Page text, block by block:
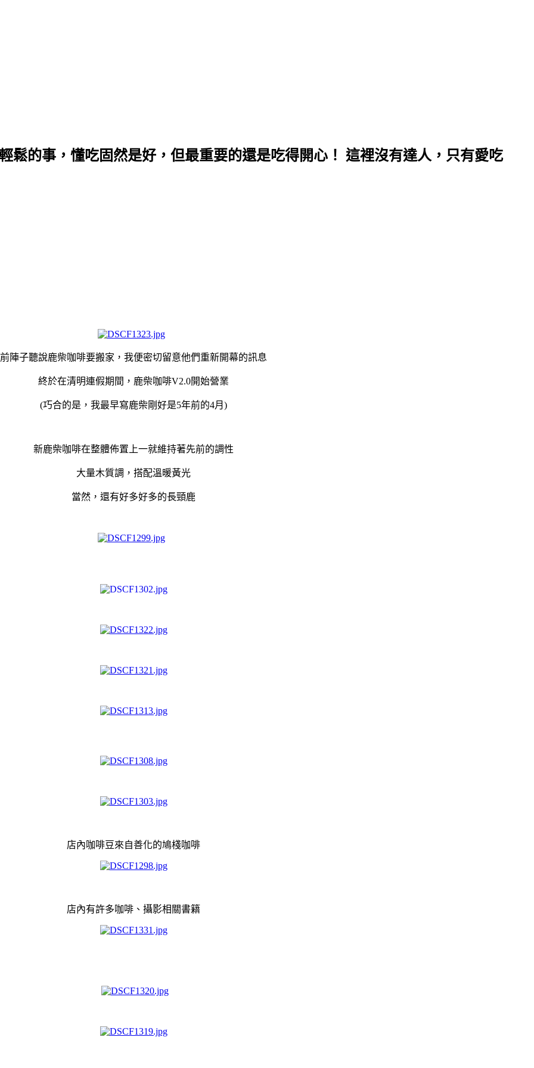
鬆的事，懂吃固然是好，但最重要的還是吃得開心！ 這裡沒有達人，只有愛吃
前陣子聽說鹿柴咖啡要搬家，我便密切留意他們重新開幕的訊息
終於在清明連假期間，鹿柴咖啡V2.0開始營業
(巧合的是，我最早寫鹿柴剛好是5年前的4月)
新鹿柴咖啡在整體佈置上一就維持著先前的調性
大量木質調，搭配溫暖黃光
當然，還有好多好多的長頸鹿
店內咖啡豆來自善化的鳩棧咖啡
店內有許多咖啡、攝影相關書籍